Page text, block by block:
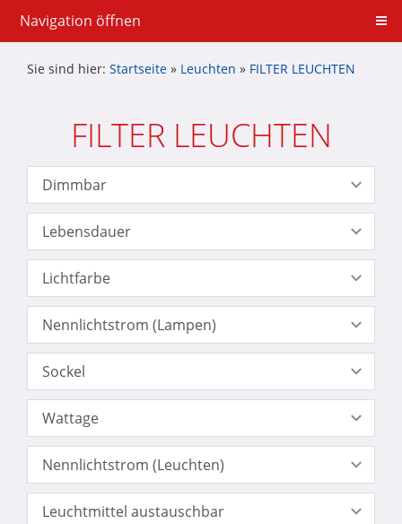
Navigation öffnen
Sie sind hier: Startseite » Leuchten » FILTER LEUCHTEN
FILTER LEUCHTEN
Dimmbar
Lebensdauer
Lichtfarbe
Nennlichtstrom (Lampen)
Sockel
Wattage
Nennlichtstrom (Leuchten)
Leuchtmittel austauschbar